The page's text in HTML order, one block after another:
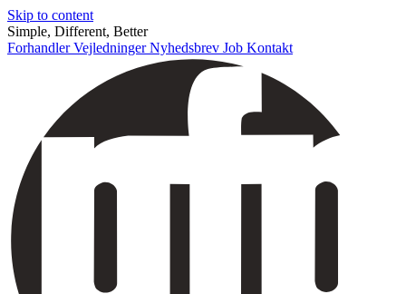
Skip to content
Simple, Different, Better
ForhandlerVejledningerNyhedsbrev Job Kontakt